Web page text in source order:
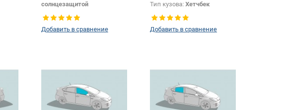
солнцезащитой
Цвет полосы:
Тип кузова:Хетчбек
Добавить в сравнение
Тип кузова:Хетчбек
Тип стекла:Заднее стекло
Добавить в сравнение